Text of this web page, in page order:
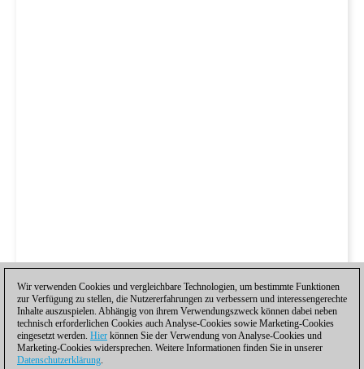
Wir verwenden Cookies und vergleichbare Technologien, um bestimmte Funktionen
zur Verfügung zu stellen, die Nutzererfahrungen zu verbessern und interessengerechte
Inhalte auszuspielen. Abhängig von ihrem Verwendungszweck können dabei neben
technisch erforderlichen Cookies auch Analyse-Cookies sowie Marketing-Cookies
eingesetzt werden. Hier können Sie der Verwendung von Analyse-Cookies und
Marketing-Cookies widersprechen. Weitere Informationen finden Sie in unserer
Datenschutzerklärung.